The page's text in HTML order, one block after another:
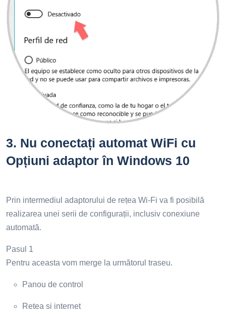
3. Nu conectați automat WiFi cu
Opțiuni adaptor în Windows 10
Prin intermediul adaptorului de rețea Wi-Fi va fi posibilă
realizarea unei serii de configurații, inclusiv conexiune
automată.
Pasul 1
Pentru aceasta vom merge la următorul traseu.
Panou de control
Retea si internet